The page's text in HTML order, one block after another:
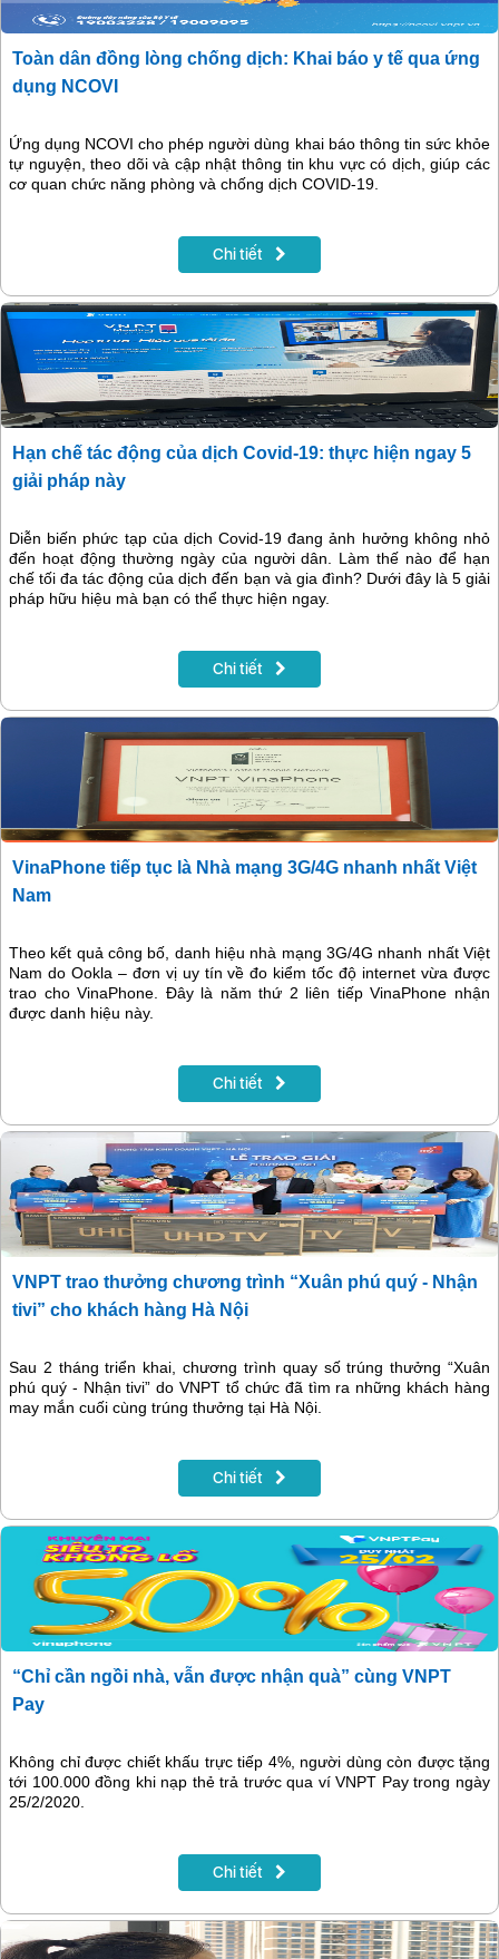
Toàn dân đồng lòng chống dịch: Khai báo y tế qua ứng
dụng NCOVI
Ứng dụng NCOVI cho phép người dùng khai báo thông tin sức khỏe
tự nguyện, theo dõi và cập nhật thông tin khu vực có dịch, giúp các
cơ quan chức năng phòng và chống dịch COVID-19.
Chi tiết
Hạn chế tác động của dịch Covid-19: thực hiện ngay 5
giải pháp này
Diễn biến phức tạp của dịch Covid-19 đang ảnh hưởng không nhỏ
đến hoạt động thường ngày của người dân. Làm thế nào để hạn
chế tối đa tác động của dịch đến bạn và gia đình? Dưới đây là 5 giải
pháp hữu hiệu mà bạn có thể thực hiện ngay.
Chi tiết
VinaPhone tiếp tục là Nhà mạng 3G/4G nhanh nhất Việt
Nam
Theo kết quả công bố, danh hiệu nhà mạng 3G/4G nhanh nhất Việt
Nam do Ookla – đơn vị uy tín về đo kiểm tốc độ internet vừa được
trao cho VinaPhone. Đây là năm thứ 2 liên tiếp VinaPhone nhận
được danh hiệu này.
Chi tiết
VNPT trao thưởng chương trình “Xuân phú quý - Nhận
tivi” cho khách hàng Hà Nội
Sau 2 tháng triển khai, chương trình quay số trúng thưởng “Xuân
phú quý - Nhận tivi” do VNPT tổ chức đã tìm ra những khách hàng
may mắn cuối cùng trúng thưởng tại Hà Nội.
Chi tiết
“Chỉ cần ngồi nhà, vẫn được nhận quà” cùng VNPT
Pay
Không chỉ được chiết khấu trực tiếp 4%, người dùng còn được tặng
tới 100.000 đồng khi nạp thẻ trả trước qua ví VNPT Pay trong ngày
25/2/2020.
Chi tiết